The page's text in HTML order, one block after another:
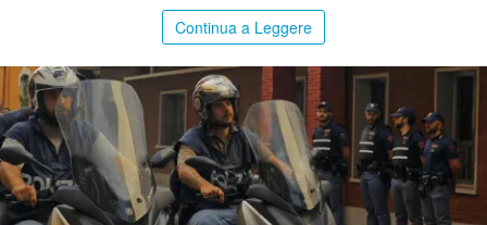
Continua a Leggere